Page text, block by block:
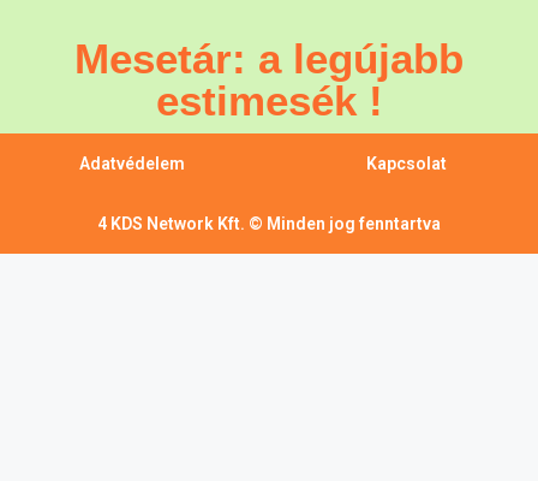
Mesetár: a legújabb
estimesék !
Adatvédelem Kapcsolat
4 KDS Network Kft. © Minden jog fenntartva